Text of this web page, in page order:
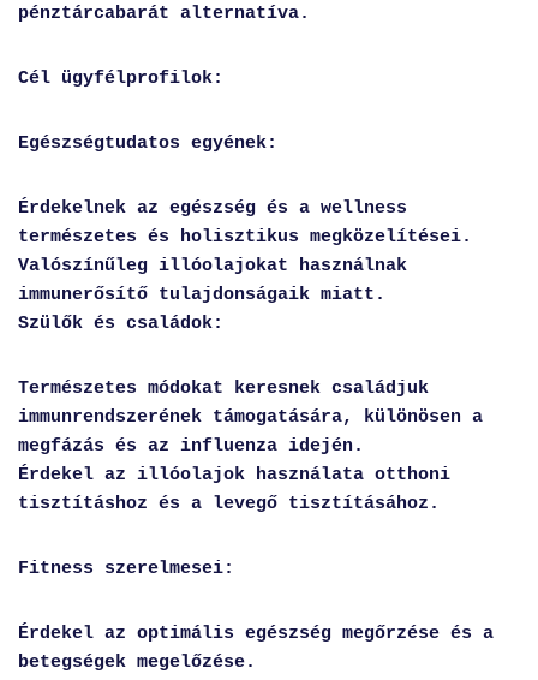
pénztárcabarát alternatíva.
Cél ügyfélprofilok:
Egészségtudatos egyének:
Érdekelnek az egészség és a wellness
természetes és holisztikus megközelítései.
Valószínűleg illóolajokat használnak
immunerősítő tulajdonságaik miatt.
Szülők és családok:
Természetes módokat keresnek családjuk
immunrendszerének támogatására, különösen a
megfázás és az influenza idején.
Érdekel az illóolajok használata otthoni
tisztításhoz és a levegő tisztításához.
Fitness szerelmesei:
Érdekel az optimális egészség megőrzése és a
betegségek megelőzése.